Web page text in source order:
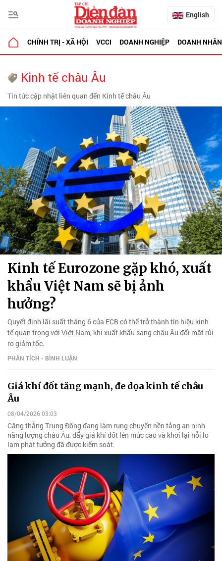
English
CHÍNH TRỊ - XÃ HỘI VCCI DOANH NGHIỆP DOANH NHÂN
Kinh tế châu Âu
Tin tức cập nhật liên quan đến Kinh tế châu Âu
Kinh tế Eurozone gặp khó, xuất
khẩu Việt Nam sẽ bị ảnh
hưởng?
Quyết định lãi suất tháng 6 của ECB có thể trở thành tín hiệu kinh
tế quan trọng với Việt Nam, khi xuất khẩu sang châu Âu đối mặt rủi
ro giảm tốc.
PHÂN TÍCH - BÌNH LUẬN
Giá khí đốt tăng mạnh, đe dọa kinh tế châu
Âu
08/04/2026 03:03
Căng thẳng Trung Đông đang làm rung chuyển nền tảng an ninh
năng lượng châu Âu, đẩy giá khí đốt lên mức cao và khơi lại nỗi lo
lạm phát tưởng đã được kiểm soát.